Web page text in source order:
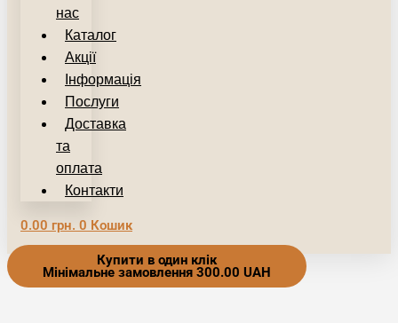
нас
Каталог
Акції
Інформація
Послуги
Доставка
та
оплата
Контакти
0.00 грн. 0 Кошик
Купити в один клік
Мінімальне замовлення 300.00 UAH